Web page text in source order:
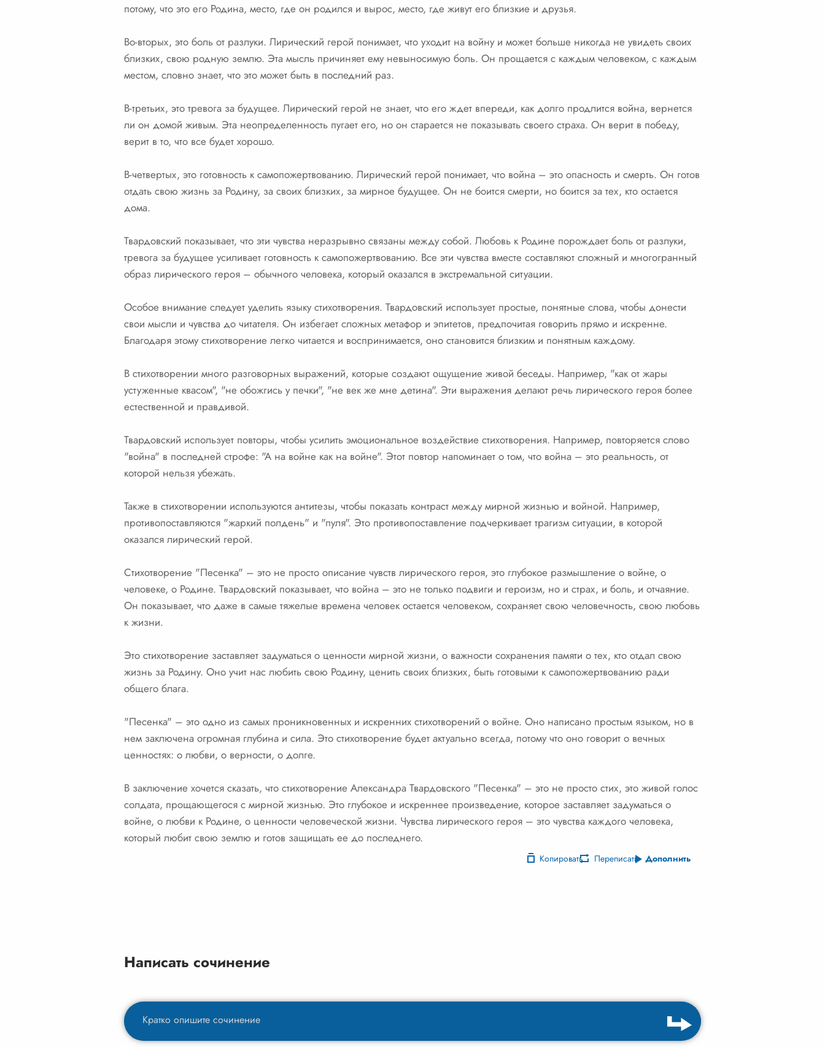
потому, что это его Родина, место, где он родился и вырос, место, где живут его близкие и друзья.
Во-вторых, это боль от разлуки. Лирический герой понимает, что уходит на войну и может больше никогда не увидеть своих
близких, свою родную землю. Эта мысль причиняет ему невыносимую боль. Он прощается с каждым человеком, с каждым
местом, словно знает, что это может быть в последний раз.
В-третьих, это тревога за будущее. Лирический герой не знает, что его ждет впереди, как долго продлится война, вернется
ли он домой живым. Эта неопределенность пугает его, но он старается не показывать своего страха. Он верит в победу,
верит в то, что все будет хорошо.
В-четвертых, это готовность к самопожертвованию. Лирический герой понимает, что война – это опасность и смерть. Он готов
отдать свою жизнь за Родину, за своих близких, за мирное будущее. Он не боится смерти, но боится за тех, кто остается
дома.
Твардовский показывает, что эти чувства неразрывно связаны между собой. Любовь к Родине порождает боль от разлуки,
тревога за будущее усиливает готовность к самопожертвованию. Все эти чувства вместе составляют сложный и многогранный
образ лирического героя – обычного человека, который оказался в экстремальной ситуации.
Особое внимание следует уделить языку стихотворения. Твардовский использует простые, понятные слова, чтобы донести
свои мысли и чувства до читателя. Он избегает сложных метафор и эпитетов, предпочитая говорить прямо и искренне.
Благодаря этому стихотворение легко читается и воспринимается, оно становится близким и понятным каждому.
В стихотворении много разговорных выражений, которые создают ощущение живой беседы. Например, "как от жары
устуженные квасом", "не обожгись у печки", "не век же мне детина". Эти выражения делают речь лирического героя более
естественной и правдивой.
Твардовский использует повторы, чтобы усилить эмоциональное воздействие стихотворения. Например, повторяется слово
"война" в последней строфе: "А на войне как на войне". Этот повтор напоминает о том, что война – это реальность, от
которой нельзя убежать.
Также в стихотворении используются антитезы, чтобы показать контраст между мирной жизнью и войной. Например,
противопоставляются "жаркий полдень" и "пуля". Это противопоставление подчеркивает трагизм ситуации, в которой
оказался лирический герой.
Стихотворение "Песенка" – это не просто описание чувств лирического героя, это глубокое размышление о войне, о
человеке, о Родине. Твардовский показывает, что война – это не только подвиги и героизм, но и страх, и боль, и отчаяние.
Он показывает, что даже в самые тяжелые времена человек остается человеком, сохраняет свою человечность, свою любовь
к жизни.
Это стихотворение заставляет задуматься о ценности мирной жизни, о важности сохранения памяти о тех, кто отдал свою
жизнь за Родину. Оно учит нас любить свою Родину, ценить своих близких, быть готовыми к самопожертвованию ради
общего блага.
"Песенка" – это одно из самых проникновенных и искренних стихотворений о войне. Оно написано простым языком, но в
нем заключена огромная глубина и сила. Это стихотворение будет актуально всегда, потому что оно говорит о вечных
ценностях: о любви, о верности, о долге.
В заключение хочется сказать, что стихотворение Александра Твардовского "Песенка" – это не просто стих, это живой голос
солдата, прощающегося с мирной жизнью. Это глубокое и искреннее произведение, которое заставляет задуматься о
войне, о любви к Родине, о ценности человеческой жизни. Чувства лирического героя – это чувства каждого человека,
который любит свою землю и готов защищать ее до последнего.
Копировать Переписать Дополнить
Написать сочинение